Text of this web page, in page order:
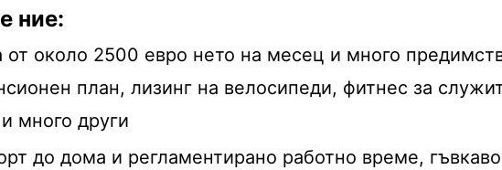
ние:
от около 2500 евро нето на месец и много
план, лизинг на велосипеди, фитнес за
много други
до дома и регламентирано работно време,